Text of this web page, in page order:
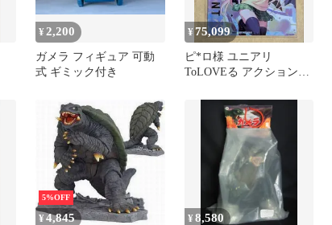
¥ 2,200
ガメラ フィギュア 可動
式 ギミック付き
¥75,099
ピ*ロ様 ユニアリ
ToLOVEる アクションポ
5%OFF
¥4,845 ¥8,580